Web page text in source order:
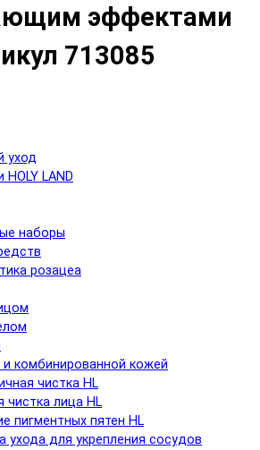
эффектами
713085
уход
HOLY LAND
наборы
розацеа
комбинированной кожей
чистка HL
лица HL
пигментных пятен HL
ухода для укрепления сосудов